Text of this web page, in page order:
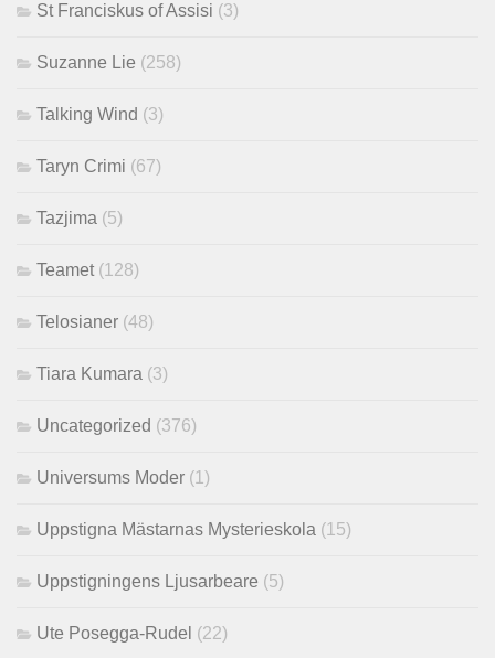
St Franciskus of Assisi (3)
Suzanne Lie (258)
Talking Wind (3)
Taryn Crimi (67)
Tazjima (5)
Teamet (128)
Telosianer (48)
Tiara Kumara (3)
Uncategorized (376)
Universums Moder (1)
Uppstigna Mästarnas Mysterieskola (15)
Uppstigningens Ljusarbeare (5)
Ute Posegga-Rudel (22)